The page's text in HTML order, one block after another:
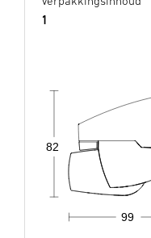
1
99
82